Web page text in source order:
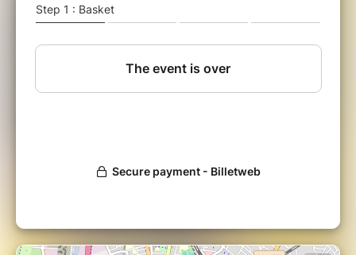
accès à tous les spectacles (tournoi
vs Tarbes).
Plus d'informations
surhttps://bullecarree.fr/events/tournoi-